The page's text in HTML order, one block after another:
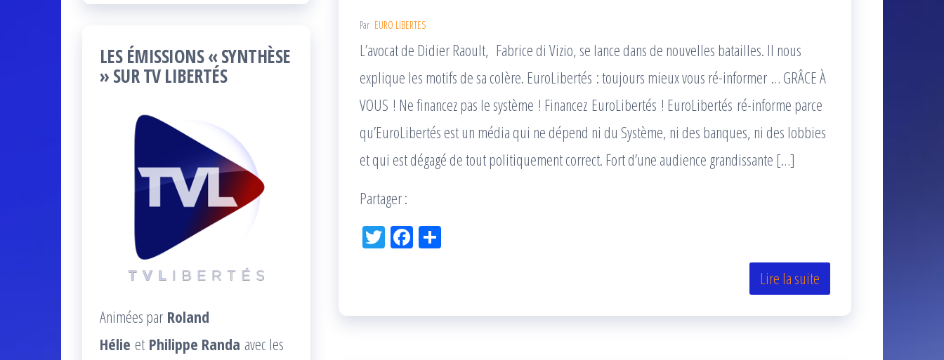
Par EURO LIBERTES
L’avocat de Didier Raoult, Fabrice di Vizio, se lance dans de nouvelles batailles. Il nous
explique les motifs de sa colère. EuroLibertés : toujours mieux vous ré-informer … GRÂCE À
VOUS ! Ne financez pas le système ! Financez EuroLibertés ! EuroLibertés ré-informe parce
qu’EuroLibertés est un média qui ne dépend ni du Système, ni des banques, ni des lobbies
et qui est dégagé de tout politiquement correct. Fort d’une audience grandissante […]
Partager :
Tw Fac
Lire la suite
LES ÉMISSIONS « SYNTHÈSE
» SUR TV LIBERTÉS
Animées par Roland
Hélie et Philippe Randa avec les